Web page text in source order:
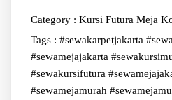
Category : Kursi Futura Meja
Tags : #sewakarpetjakarta
#sewamejajakarta
#sewakursifutura
#sewamejamurah